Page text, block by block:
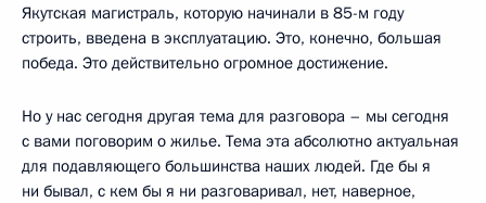
Якутская магистраль, которую начинали в 85-м году
строить, введена в эксплуатацию. Это, конечно, большая
победа. Это действительно огромное достижение.
Но у нас сегодня другая тема для разговора – мы сегодня
с вами поговорим о жилье. Тема эта абсолютно актуальная
для подавляющего большинства наших людей. Где бы я
ни бывал, с кем бы я ни разговаривал, нет, наверное,